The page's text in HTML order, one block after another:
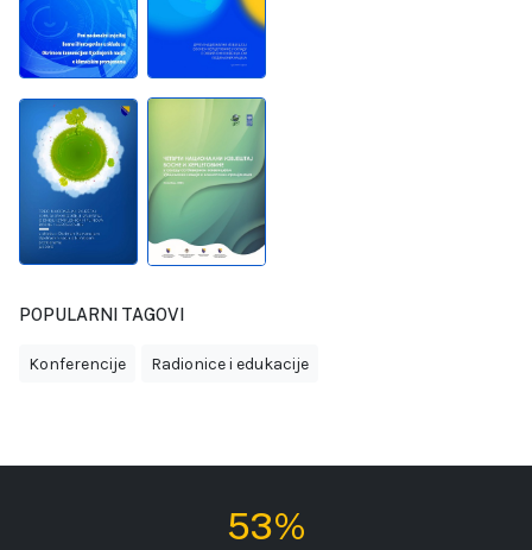
POPULARNI TAGOVI
Konferencije Radionice i edukacije
53%